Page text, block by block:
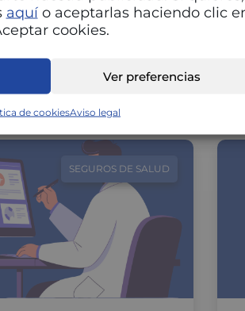
aquío aceptarlas haciendo clic
cookies.
Ver preferencias
de cookiesAviso legal
marcar una gran diferencia
estado de ánimo…
SEGUROS DE SALUD